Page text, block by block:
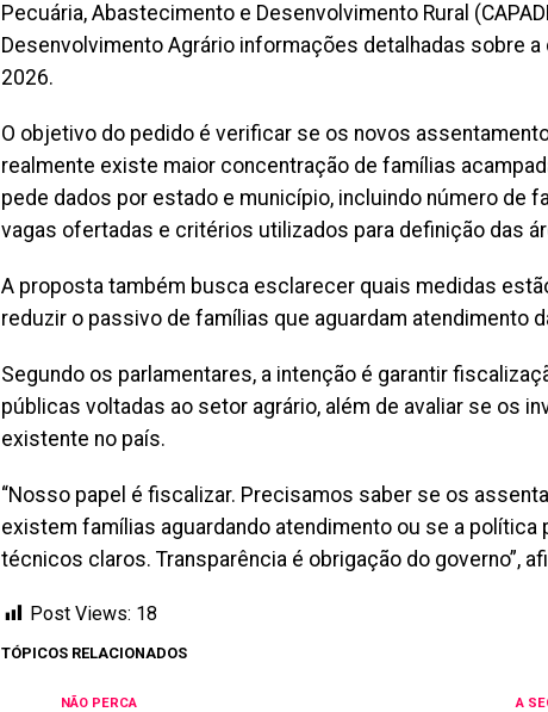
Pecuária, Abastecimento e Desenvolvimento Rural
Desenvolvimento Agrário informações detalhadas sobre
2026.
O objetivo do pedido é verificar se os novos
realmente existe maior concentração de famílias
pede dados por estado e município, incluindo número de
vagas ofertadas e critérios utilizados para definição das
A proposta também busca esclarecer quais medidas
reduzir o passivo de famílias que aguardam atendimento
Segundo os parlamentares, a intenção é garantir
públicas voltadas ao setor agrário, além de avaliar se os
existente no país.
“Nosso papel é fiscalizar. Precisamos saber se os
existem famílias aguardando atendimento ou se a
técnicos claros. Transparência é obrigação do governo”,
Post Views: 18
TÓPICOS RELACIONADOS
A
NÃO PERCA